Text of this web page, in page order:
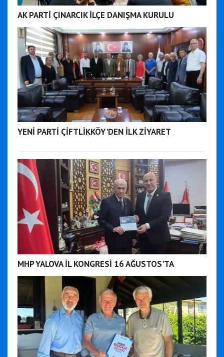
AK PARTİ ÇINARCIK İLÇE DANIŞMA KURULU
YENİ PARTİ ÇİFTLİKKÖY'DEN İLK ZİYARET
MHP YALOVA İL KONGRESİ 16 AĞUSTOS'TA